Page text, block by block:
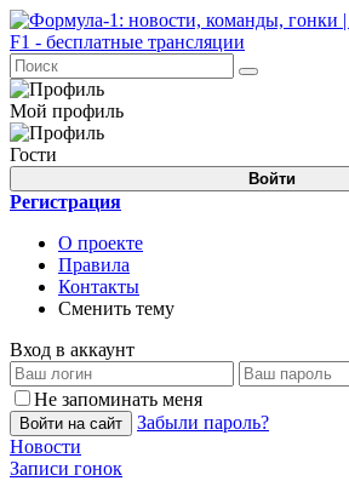
Мой профиль
Гости
Войти
Регистрация
О проекте
Правила
Контакты
Сменить тему
Вход в аккаунт
Не запоминать меня
Войти на сайт
Забыли пароль?
Новости
Записи гонок